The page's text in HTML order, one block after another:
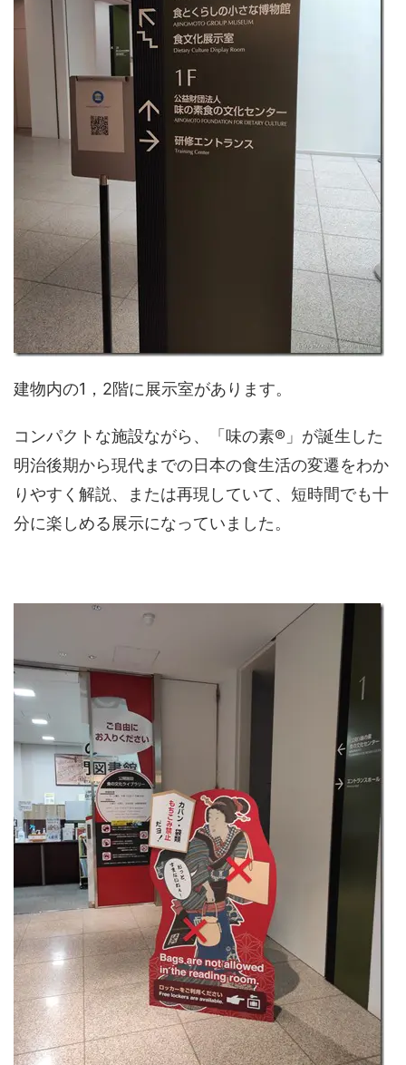
建物内の1，2階に展示室があります。
コンパクトな施設ながら、「味の素®」が誕生した
明治後期から現代までの日本の食生活の変遷をわか
りやすく解説、または再現していて、短時間でも十
分に楽しめる展示になっていました。